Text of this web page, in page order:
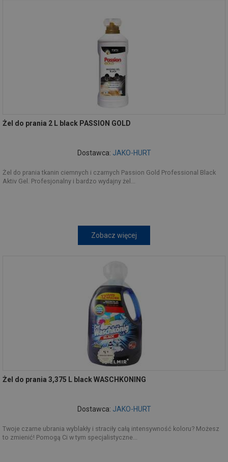
Żel do prania 2 L black PASSION GOLD
Dostawca: JAKO-HURT
Żel do prania tkanin ciemnych i czarnych Passion Gold Professional Black
Aktiv Gel. Profesjonalny i bardzo wydajny żel...
Zobacz więcej
Żel do prania 3,375 L black WASCHKONING
Dostawca: JAKO-HURT
Twoje czarne ubrania wyblakły i straciły całą intensywność koloru? Możesz
to zmienić! Pomogą Ci w tym specjalistyczne...